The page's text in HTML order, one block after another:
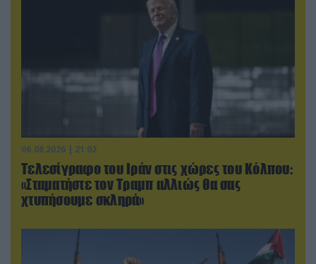
06.08.2026 | 21:02
Τελεσίγραφο του Ιράν στις χώρες του Κόλπου:
«Σταματήστε τον Τραμπ αλλιώς θα σας
χτυπήσουμε σκληρά»